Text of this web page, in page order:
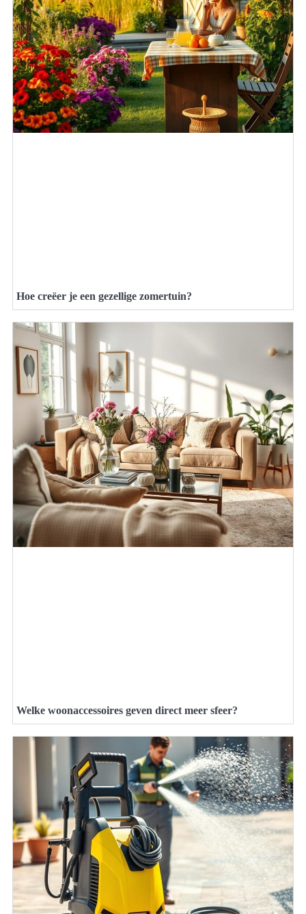
Hoe creëer je een gezellige zomertuin?
Welke woonaccessoires geven direct meer sfeer?